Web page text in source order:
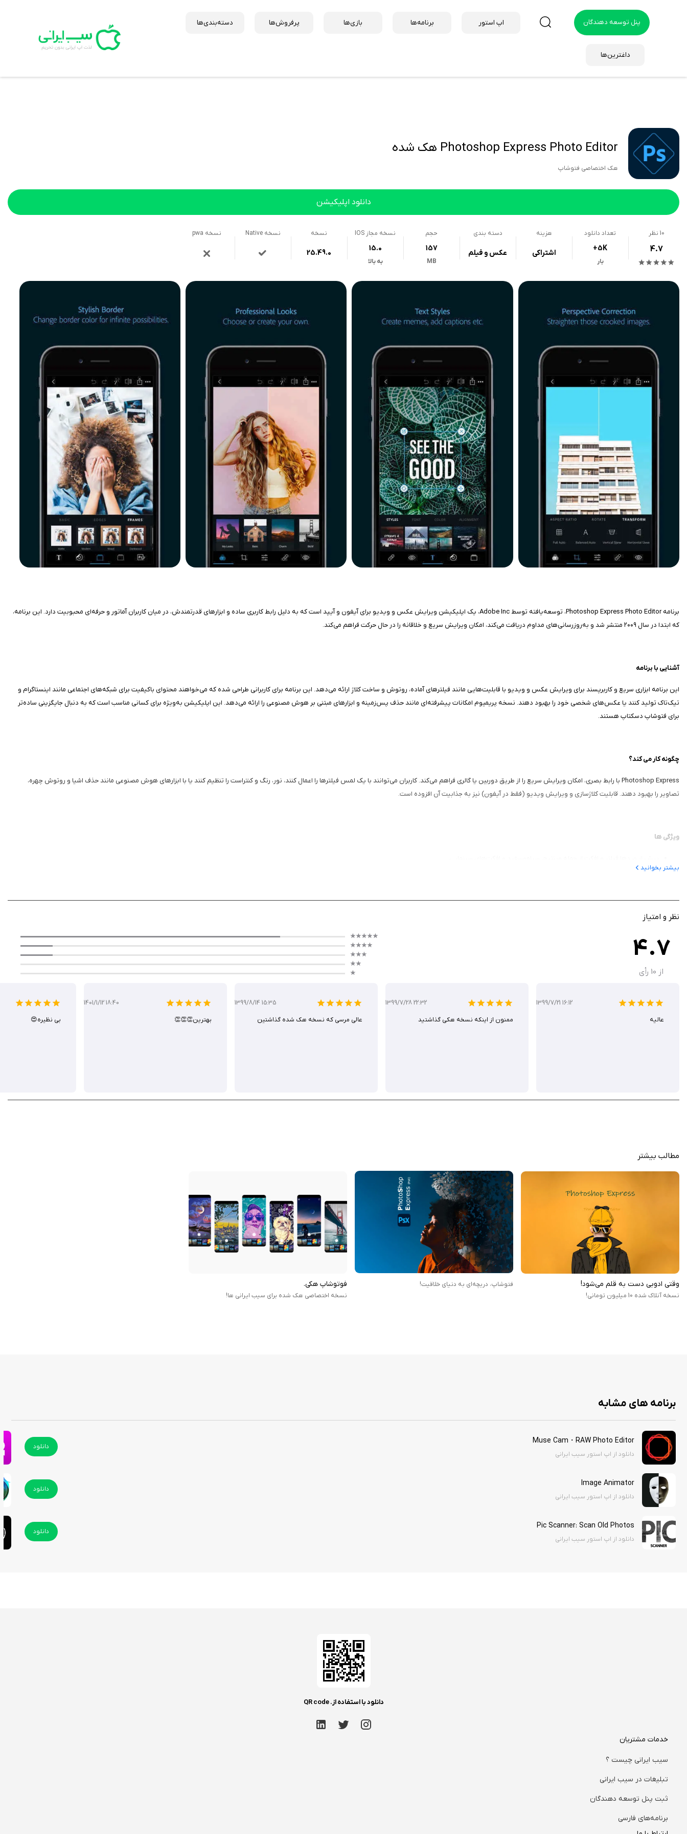
پنل توسعه دهندگان اپ استور برنامه‌ها بازی‌ها پرفروش‌ها دسته‌بندی‌ها
داغترین‌ها
Photoshop Express Photo Editor هک شده
هک اختصاصی فتوشاپ
دانلود اپلیکیشن
10 نظر
4.7
تعداد دانلود
+5K
بار
هزینه
اشتراکی
دسته بندی
عکس و فیلم
حجم
157
MB
نسخه مجاز IOS
15.0
به بالا
نسخه
25.49.0
نسخه Native نسخه pwa
برنامه Photoshop Express Photo Editor، توسعه‌یافته توسط Adobe Inc، یک اپلیکیشن ویرایش عکس و ویدیو برای آیفون و آیپد است که به دلیل رابط کاربری ساده و ابزارهای قدرتمندش، در میان کاربران آماتور و حرفه‌ای محبوبیت دارد. این برنامه،
که ابتدا در سال ۲۰۰۹ منتشر شد و به‌روز‌رسانی‌های مداوم دریافت می‌کند، امکان ویرایش سریع و خلاقانه را در حال حرکت فراهم می‌کند.
آشنایی با برنامه
این برنامه ابزاری سریع و کاربرپسند برای ویرایش عکس و ویدیو با قابلیت‌هایی مانند فیلترهای آماده، روتوش و ساخت کلاژ ارائه می‌دهد. این برنامه برای کاربرانی طراحی شده که می‌خواهند محتوای باکیفیت برای شبکه‌های اجتماعی مانند اینستاگرام و
تیک‌تاک تولید کنند یا عکس‌های شخصی خود را بهبود دهند. نسخه پریمیوم امکانات پیشرفته‌ای مانند حذف پس‌زمینه و ابزارهای مبتنی بر هوش مصنوعی را ارائه می‌دهد. این اپلیکیشن به‌ویژه برای کسانی مناسب است که به دنبال جایگزینی ساده‌تر
برای فتوشاپ دسکتاپ هستند.
چگونه کار می‌ کند؟
Photoshop Express با رابط بصری، امکان ویرایش سریع را از طریق دوربین یا گالری فراهم می‌کند. کاربران می‌توانند با یک لمس فیلترها را اعمال کنند، نور، رنگ و کنتراست را تنظیم کنند یا با ابزارهای هوش مصنوعی مانند حذف اشیا و روتوش چهره،
تصاویر را بهبود دهند. قابلیت کلاژ‌سازی و ویرایش ویدیو (فقط در آیفون) نیز به جذابیت آن افزوده است.
ویژگی‌ ها
ابزارهای روتوش مانند حذف لک، قرمزی چشم و صاف کردن پوست.
ابزارهای هوش مصنوعی برای حذف اشیا، تغییر پس‌زمینه و تولید تصاویر از متن.
اشتراک‌گذاری مستقیم در اینستاگرام، تیک‌تاک، فیس‌بوک و سایر پلتفرم‌ها.
استور سیب ایرانی نسخه آنلاک شده این ابزار قدرتمند را برای تمامی کسانی است که به دنبال خلق تصاویر خلاقانه و بی‌نظیر هستند، قرار داده است.
در این نسخه تمامی قابلیت‌های پرمیوم و پولی به شکل پیش‌فرض باز می‌باشد و نیازی به کلیک برای خرید نیست. اگر برنامه درخواست اپل آیدی کرد کنسل را بزنید و همچنین این برنامه نیاز به تغییر آی پی دارد.
بیشتر بخوانید
نظر و امتیاز
4.7
از 10 رأی
1399/7/21 16:12
عالیه
1399/7/28 22:32
ممنون از اينكه نسخه هكى گذاشتيد
1399/8/14 15:35
عالی مرسی که نسخه هک‌ شده گذاشتین
1401/1/12 18:40
بهترین👏👏👏 بی نظیره😍
مطالب بیشتر
وقتی ادوبی دست به قلم می‌شود!
نسخه آنلاک شده 10 میلیون تومانی!
فتوشاپ، دریچه‌ای به دنیای خلاقیت! فوتوشاپ هکی.
نسخه اختصاصی هک شده برای سیب ایرانی ها!
برنامه های مشابه
Muse Cam・RAW Photo Editor
دانلود از اپ استور سیب ایرانی
دانلود
Image Animator
دانلود از اپ استور سیب ایرانی
دانلود
Pic Scanner: Scan Old Photos
دانلود از اپ استور سیب ایرانی
دانلود
دانلود با استفاده از. QR code
خدمات مشتریان
سیب ایرانی چیست ؟
تبلیغات در سیب ایرانی
ثبت پنل توسعه دهندگان
برنامه‌های فارسی